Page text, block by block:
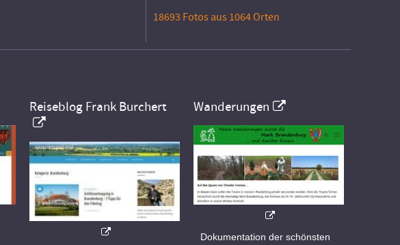
18693 Fotos aus 1064 Orten
Reiseblog Frank Burchert Wanderungen
Dokumentation der schönsten